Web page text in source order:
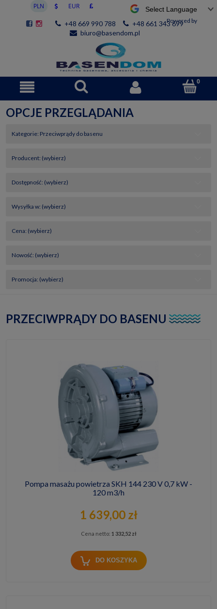
Powered by
+48 669 990 788
+48 661 343 699
biuro@basendom.pl
OPCJE PRZEGLĄDANIA
Kategorie: Przeciwprądy do basenu
Producent: (wybierz)
Dostępność: (wybierz)
Wysyłka w: (wybierz)
Cena: (wybierz)
Nowość: (wybierz)
Promocja: (wybierz)
PRZECIWPRĄDY DO BASENU
Pompa masażu powietrza SKH 144 230 V 0,7 kW -
120 m3/h
1 639,00 zł
Cena netto: 1 332,52 zł
DO KOSZYKA